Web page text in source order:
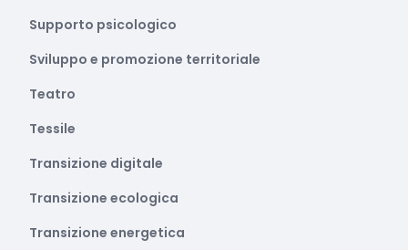
Supporto psicologico
Sviluppo e promozione territoriale
Teatro
Tessile
Transizione digitale
Transizione ecologica
Transizione energetica